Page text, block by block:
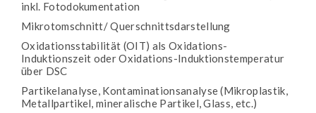
inkl. Fotodokumentation
Mikrotomschnitt/ Querschnittsdarstellung
Oxidationsstabilität (OIT) als Oxidations-
Induktionszeit oder Oxidations-Induktionstemperatur
über DSC
Partikelanalyse, Kontaminationsanalyse (Mikroplastik,
Metallpartikel, mineralische Partikel, Glass, etc.)